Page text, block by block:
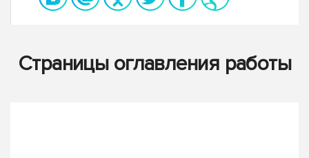
Страницы оглавления работы